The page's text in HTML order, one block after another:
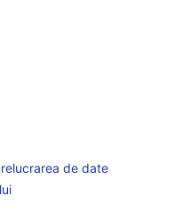
de date